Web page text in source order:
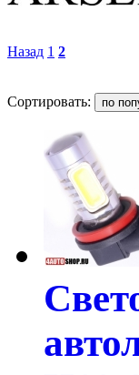
Назад 1 2
Сортировать: